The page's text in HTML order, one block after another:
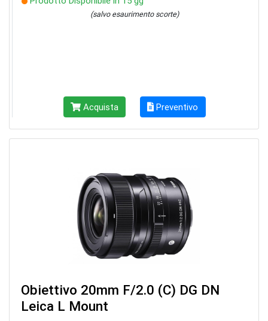
(salvo esaurimento scorte)
Acquista Preventivo
Obiettivo 20mm F/2.0 (C) DG DN
Leica L Mount